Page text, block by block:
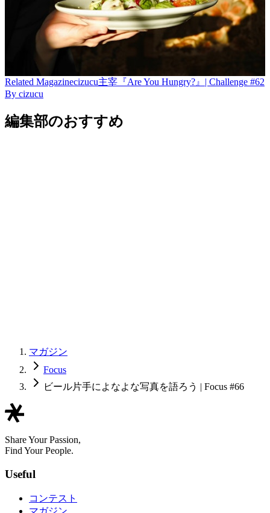
Related Magazinecizucu主宰『Are You Hungry?』| Challenge #62
By cizucu
編集部のおすすめ
マガジン
Focus
ビール片手によなよな写真を語ろう | Focus #66
Share Your Passion,
Find Your People.
Useful
コンテスト
マガジン